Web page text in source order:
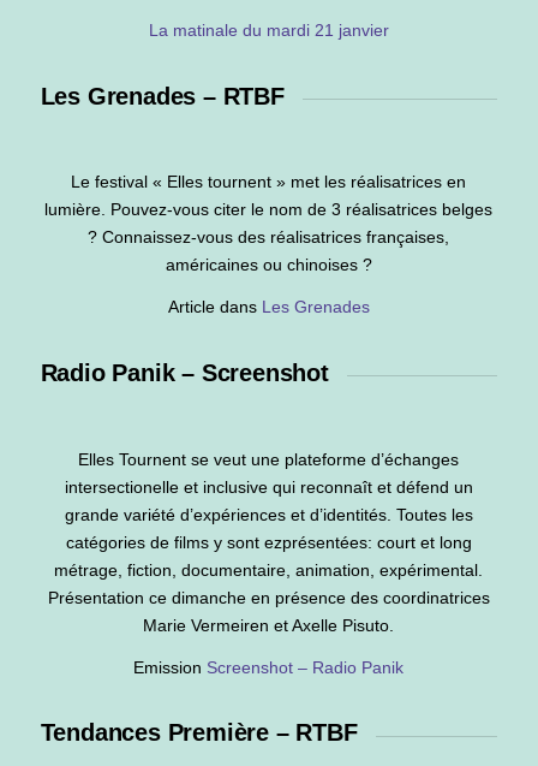
La matinale du mardi 21 janvier
Les Grenades – RTBF
Le festival « Elles tournent » met les réalisatrices en
lumière. Pouvez-vous citer le nom de 3 réalisatrices belges
? Connaissez-vous des réalisatrices françaises,
américaines ou chinoises ?
Article dans Les Grenades
Radio Panik – Screenshot
Elles Tournent se veut une plateforme d’échanges
intersectionelle et inclusive qui reconnaît et défend un
grande variété d’expériences et d’identités. Toutes les
catégories de films y sont ezprésentées: court et long
métrage, fiction, documentaire, animation, expérimental.
Présentation ce dimanche en présence des coordinatrices
Marie Vermeiren et Axelle Pisuto.
Emission Screenshot – Radio Panik
Tendances Première – RTBF